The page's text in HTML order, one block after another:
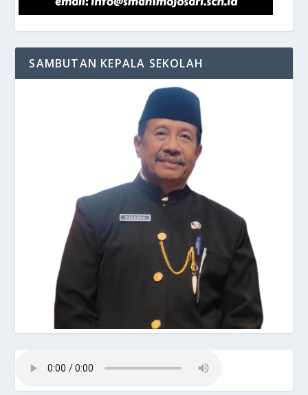
SAMBUTAN KEPALA SEKOLAH